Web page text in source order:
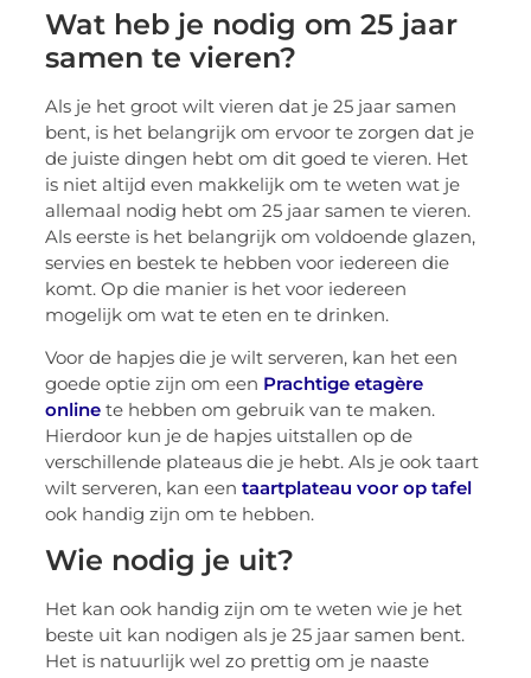
Wat heb je nodig om 25 jaar
samen te vieren?
Als je het groot wilt vieren dat je 25 jaar samen
bent, is het belangrijk om ervoor te zorgen dat je
de juiste dingen hebt om dit goed te vieren. Het
is niet altijd even makkelijk om te weten wat je
allemaal nodig hebt om 25 jaar samen te vieren.
Als eerste is het belangrijk om voldoende glazen,
servies en bestek te hebben voor iedereen die
komt. Op die manier is het voor iedereen
mogelijk om wat te eten en te drinken.
Voor de hapjes die je wilt serveren, kan het een
goede optie zijn om een Prachtige etagère
online te hebben om gebruik van te maken.
Hierdoor kun je de hapjes uitstallen op de
verschillende plateaus die je hebt. Als je ook taart
wilt serveren, kan eentaartplateau voor op tafel
ook handig zijn om te hebben.
Wie nodig je uit?
Het kan ook handig zijn om te weten wie je het
beste uit kan nodigen als je 25 jaar samen bent.
Het is natuurlijk wel zo prettig om je naaste